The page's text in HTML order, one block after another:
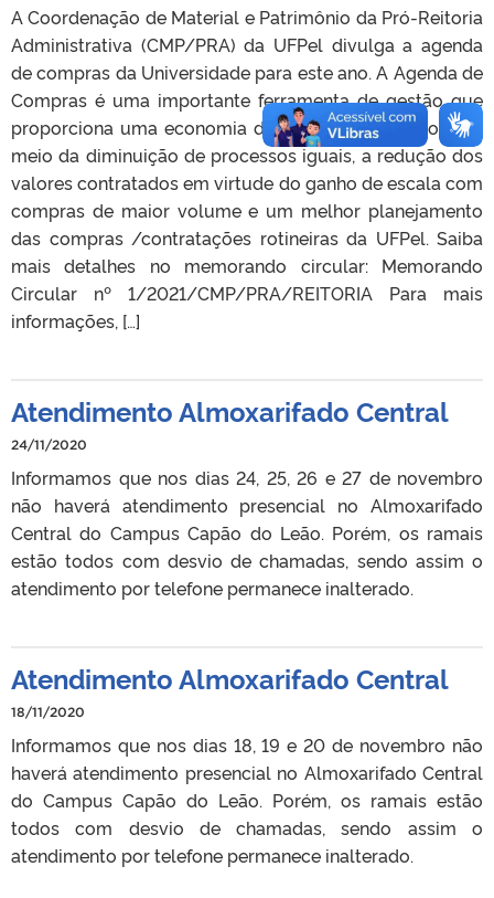
A Coordenação de Material e Patrimônio da Pró-Reitoria
Administrativa (CMP/PRA) da UFPel divulga a agenda
de compras da Universidade para este ano. A Agenda de
Compras é uma importante ferramenta de gestão que
proporciona uma economia de esforços e recursos por
meio da diminuição de processos iguais, a redução dos
valores contratados em virtude do ganho de escala com
compras de maior volume e um melhor planejamento
das compras /contratações rotineiras da UFPel. Saiba
mais detalhes no memorando circular: Memorando
Circular nº 1/2021/CMP/PRA/REITORIA Para mais
informações, […]
Atendimento Almoxarifado Central
24/11/2020
Informamos que nos dias 24, 25, 26 e 27 de novembro
não haverá atendimento presencial no Almoxarifado
Central do Campus Capão do Leão. Porém, os ramais
estão todos com desvio de chamadas, sendo assim o
atendimento por telefone permanece inalterado.
Atendimento Almoxarifado Central
18/11/2020
Informamos que nos dias 18, 19 e 20 de novembro não
haverá atendimento presencial no Almoxarifado Central
do Campus Capão do Leão. Porém, os ramais estão
todos com desvio de chamadas, sendo assim o
atendimento por telefone permanece inalterado.